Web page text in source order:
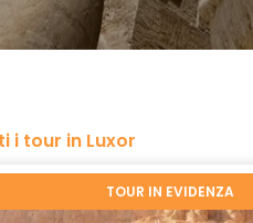
i tour in Luxor
TOUR IN EVIDENZA